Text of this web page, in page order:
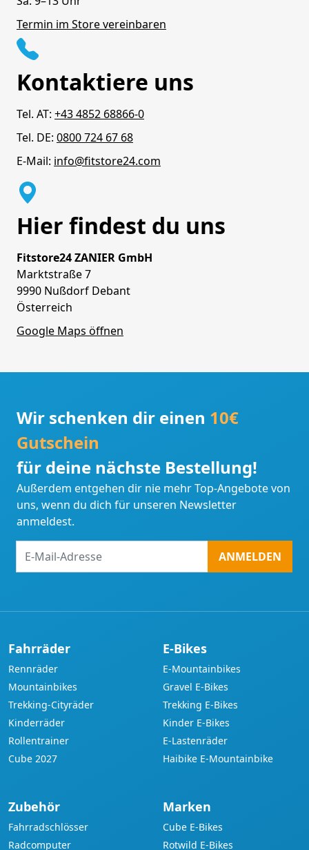
Termin im Store vereinbaren
Kontaktiere uns
Tel. AT: +43 4852 68866-0
Tel. DE: 0800 724 67 68
E-Mail: info@fitstore24.com
Hier findest du uns
Fitstore24 ZANIER GmbH
Marktstraße 7
9990 Nußdorf Debant
Österreich
Google Maps öffnen
Wir schenken dir einen 10€
Gutschein
für deine nächste Bestellung!
Außerdem entgehen dir nie mehr Top-Angebote von
uns, wenn du dich für unseren Newsletter
anmeldest.
Mail-
ANMELDEN
Fahrräder
Rennräder
Mountainbikes
Trekking-Cityräder
Kinderräder
Rollentrainer
Cube 2027
E-Bikes
E-Mountainbikes
Gravel E-Bikes
Trekking E-Bikes
Kinder E-Bikes
E-Lastenräder
Haibike E-Mountainbike
Zubehör
Fahrradschlösser
Radcomputer
Marken
Cube E-Bikes
Rotwild E-Bikes